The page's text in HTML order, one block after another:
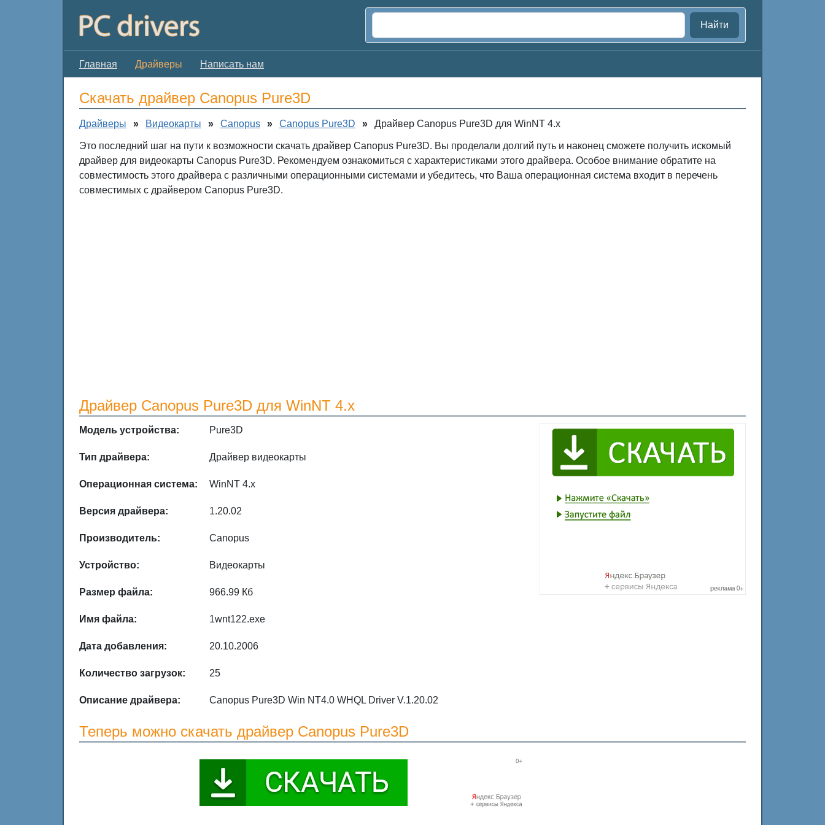
Найти
Главная Драйверы Написать нам
Скачать драйвер Canopus Pure3D
Драйверы » Видеокарты » Canopus » Canopus Pure3D » Драйвер Canopus Pure3D для WinNT 4.x
Это последний шаг на пути к возможности скачать драйвер Canopus Pure3D. Вы проделали долгий путь и наконец сможете получить искомый
драйвер для видеокарты Canopus Pure3D. Рекомендуем ознакомиться с характеристиками этого драйвера. Особое внимание обратите на
совместимость этого драйвера с различными операционными системами и убедитесь, что Ваша операционная система входит в перечень
совместимых с драйвером Canopus Pure3D.
Драйвер Canopus Pure3D для WinNT 4.x
Модель устройства: Pure3D
Тип драйвера: Драйвер видеокарты
Операционная система: WinNT 4.x
Версия драйвера: 1.20.02
Производитель: Canopus
Устройство: Видеокарты
Размер файла: 966.99 Кб
Имя файла: 1wnt122.exe
Дата добавления: 20.10.2006
Количество загрузок: 25
Описание драйвера: Canopus Pure3D Win NT4.0 WHQL Driver V.1.20.02
Теперь можно скачать драйвер Canopus Pure3D